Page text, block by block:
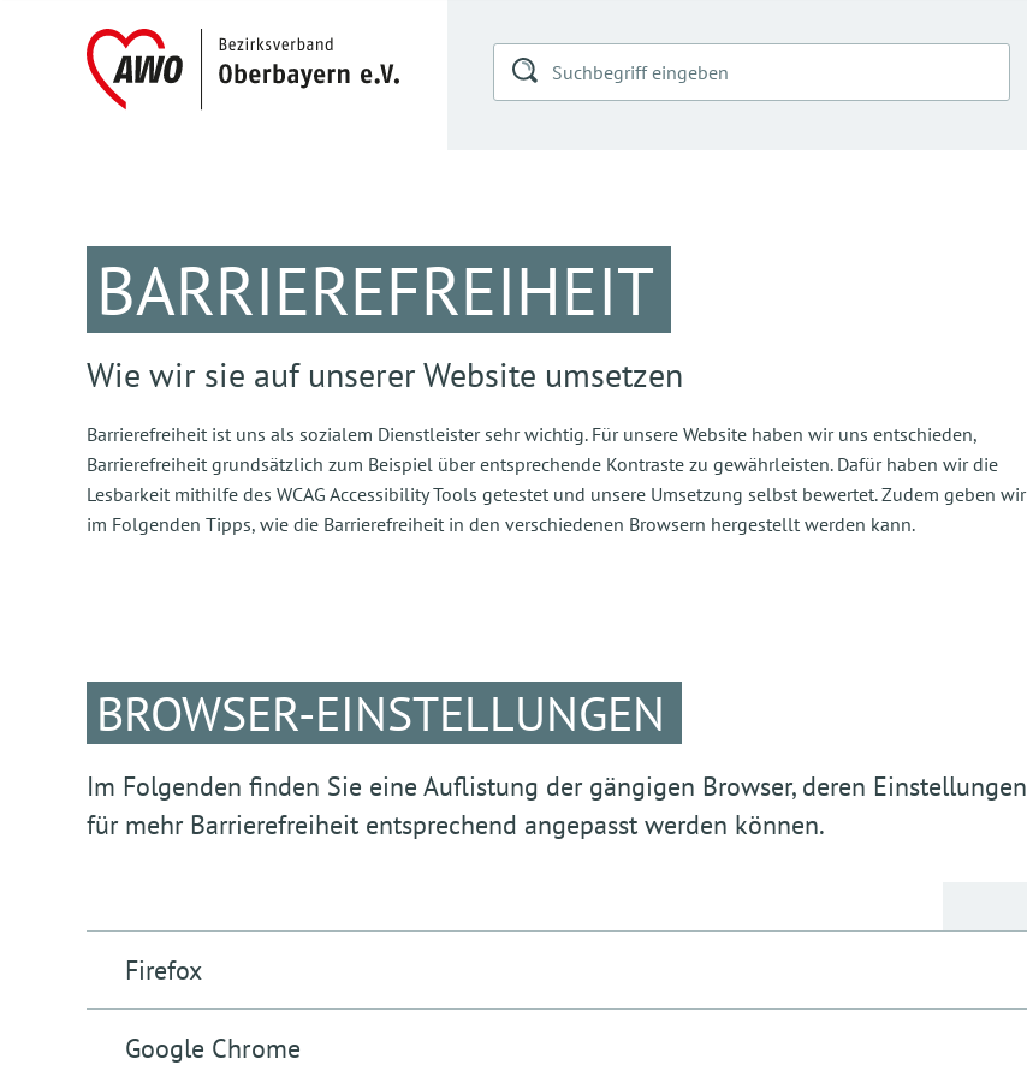
BARRIEREFREIHEIT
Wie wir sie auf unserer Website umsetzen
Barrierefreiheit ist uns als sozialem Dienstleister sehr wichtig. Für unsere Website haben wir uns entschieden,
Barrierefreiheit grundsätzlich zum Beispiel über entsprechende Kontraste zu gewährleisten. Dafür haben wir die
Lesbarkeit mithilfe des WCAG Accessibility Tools getestet und unsere Umsetzung selbst bewertet. Zudem geben wir
im Folgenden Tipps, wie die Barrierefreiheit in den verschiedenen Browsern hergestellt werden kann.
BROWSER-EINSTELLUNGEN
Im Folgenden finden Sie eine Auflistung der gängigen Browser, deren Einstellungen
für mehr Barrierefreiheit entsprechend angepasst werden können.
Firefox
Die folgenden Links führen direkt auf die entsprechenden Unterstützungsseiten
Google Chrome